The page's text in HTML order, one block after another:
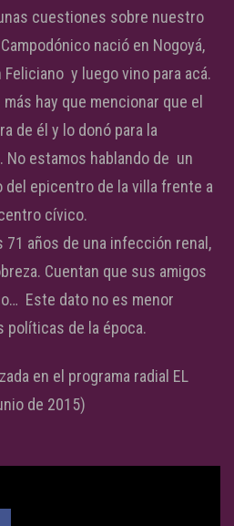
cuestiones sobre nuestro
nació en Nogoyá,
y luego vino para acá.
hay que mencionar que el
de él y lo donó para la
estamos hablando de un
del epicentro de la villa frente a
cívico.
71 años de una infección renal,
Cuentan que sus amigos
Este dato no es menor
políticas de la época.
en el programa radial EL
de 2015)